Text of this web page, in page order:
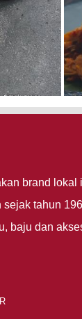
brand
sejak tahun
baju dan